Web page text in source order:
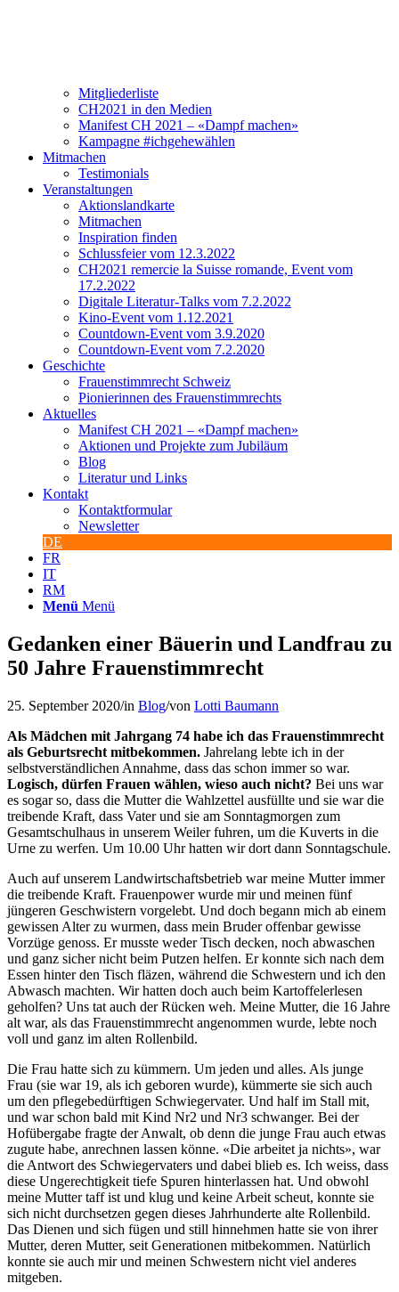
Mitgliederliste
CH2021 in den Medien
Manifest CH 2021 – «Dampf machen»
Kampagne #ichgehewählen
Mitmachen
Testimonials
Veranstaltungen
Aktionslandkarte
Mitmachen
Inspiration finden
Schlussfeier vom 12.3.2022
CH2021 remercie la Suisse romande, Event vom
17.2.2022
Digitale Literatur-Talks vom 7.2.2022
Kino-Event vom 1.12.2021
Countdown-Event vom 3.9.2020
Countdown-Event vom 7.2.2020
Geschichte
Frauenstimmrecht Schweiz
Pionierinnen des Frauenstimmrechts
Aktuelles
Manifest CH 2021 – «Dampf machen»
Aktionen und Projekte zum Jubiläum
Blog
Literatur und Links
Kontakt
Kontaktformular
Newsletter
DE
FR
IT
RM
Menü Menü
Gedanken einer Bäuerin und Landfrau zu
50 Jahre Frauenstimmrecht
25. September 2020/in Blog/von Lotti Baumann
Als Mädchen mit Jahrgang 74 habe ich das Frauenstimmrecht
als Geburtsrecht mitbekommen. Jahrelang lebte ich in der
selbstverständlichen Annahme, dass das schon immer so war.
Logisch, dürfen Frauen wählen, wieso auch nicht? Bei uns war
es sogar so, dass die Mutter die Wahlzettel ausfüllte und sie war die
treibende Kraft, dass Vater und sie am Sonntagmorgen zum
Gesamtschulhaus in unserem Weiler fuhren, um die Kuverts in die
Urne zu werfen. Um 10.00 Uhr hatten wir dort dann Sonntagschule.
Auch auf unserem Landwirtschaftsbetrieb war meine Mutter immer
die treibende Kraft. Frauenpower wurde mir und meinen fünf
jüngeren Geschwistern vorgelebt. Und doch begann mich ab einem
gewissen Alter zu wurmen, dass mein Bruder offenbar gewisse
Vorzüge genoss. Er musste weder Tisch decken, noch abwaschen
und ganz sicher nicht beim Putzen helfen. Er konnte sich nach dem
Essen hinter den Tisch fläzen, während die Schwestern und ich den
Abwasch machten. Wir hatten doch auch beim Kartoffelerlesen
geholfen? Uns tat auch der Rücken weh. Meine Mutter, die 16 Jahre
alt war, als das Frauenstimmrecht angenommen wurde, lebte noch
voll und ganz im alten Rollenbild.
Die Frau hatte sich zu kümmern. Um jeden und alles. Als junge
Frau (sie war 19, als ich geboren wurde), kümmerte sie sich auch
um den pflegebedürftigen Schwiegervater. Und half im Stall mit,
und war schon bald mit Kind Nr2 und Nr3 schwanger. Bei der
Hofübergabe fragte der Anwalt, ob denn die junge Frau auch etwas
zugute habe, anrechnen lassen könne. «Die arbeitet ja nichts», war
die Antwort des Schwiegervaters und dabei blieb es. Ich weiss, dass
diese Ungerechtigkeit tiefe Spuren hinterlassen hat. Und obwohl
meine Mutter taff ist und klug und keine Arbeit scheut, konnte sie
sich nicht durchsetzen gegen dieses Jahrhunderte alte Rollenbild.
Das Dienen und sich fügen und still hinnehmen hatte sie von ihrer
Mutter, deren Mutter, seit Generationen mitbekommen. Natürlich
konnte sie auch mir und meinen Schwestern nicht viel anderes
mitgeben.